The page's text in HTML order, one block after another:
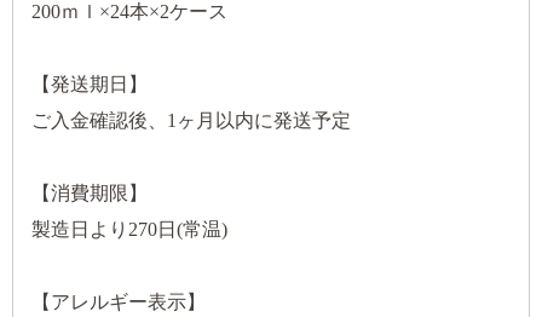
200ｍｌ×24本×2ケース
【発送期日】
ご入金確認後、1ヶ月以内に発送予定
【消費期限】
製造日より270日(常温)
【アレルギー表示】